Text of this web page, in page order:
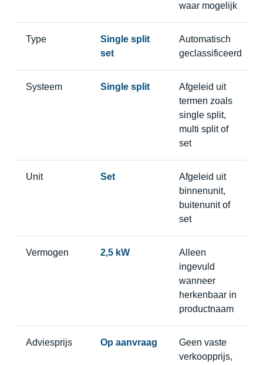
waar mogelijk
Type
Single split
set
Automatisch
geclassificeerd
Systeem Single split
Afgeleid uit
termen zoals
single split,
multi split of
set
Unit Set
Afgeleid uit
binnenunit,
buitenunit of
set
Vermogen 2,5 kW
Alleen
ingevuld
wanneer
herkenbaar in
productnaam
Adviesprijs Op aanvraag
Geen vaste
verkoopprijs,